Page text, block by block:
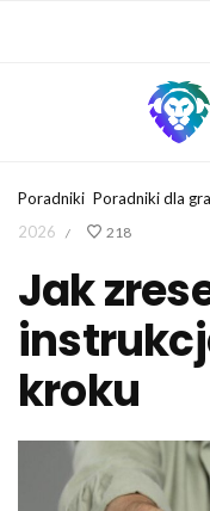
Poradniki Poradniki dla
2026
/ 218
Jak
kroku